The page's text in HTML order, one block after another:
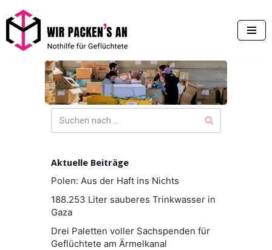
Zum
Inhalt
Aktuelle Beiträge
Polen: Aus der Haft ins Nichts
188.253 Liter sauberes Trinkwasser in
Gaza
Drei Paletten voller Sachspenden für
Geflüchtete am Ärmelkanal